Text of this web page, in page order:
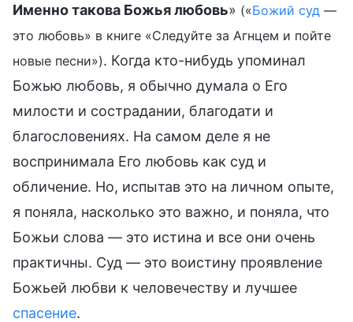
Именно такова Божья любовь» («Божий суд —
это любовь» в книге «Следуйте за Агнцем и пойте
новые песни»). Когда кто-нибудь упоминал
Божью любовь, я обычно думала о Его
милости и сострадании, благодати и
благословениях. На самом деле я не
воспринимала Его любовь как суд и
обличение. Но, испытав это на личном опыте,
я поняла, насколько это важно, и поняла, что
Божьи слова — это истина и все они очень
практичны. Суд — это воистину проявление
Божьей любви к человечеству и лучшее
спасение.